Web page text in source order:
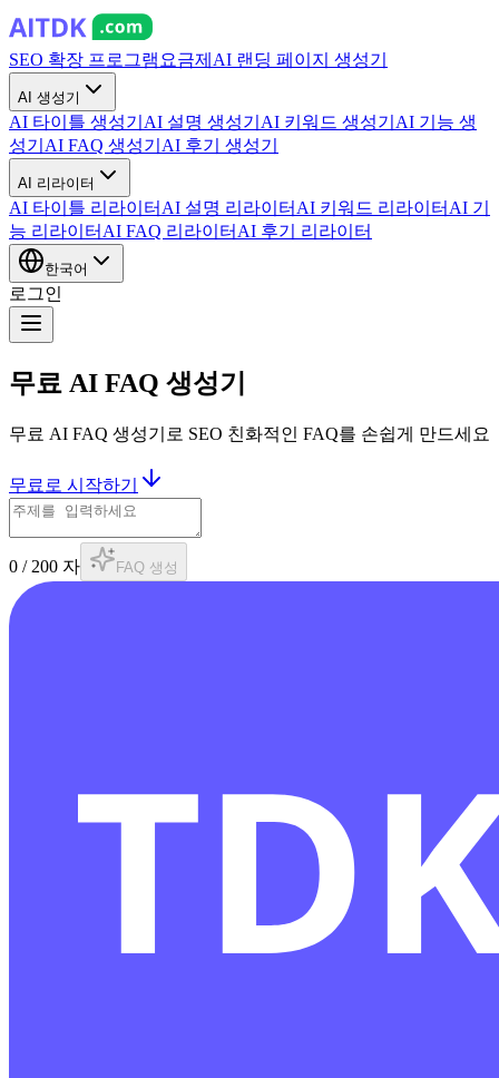
SEO 확장 프로그램 요금제 AI 랜딩 페이지 생성기
AI 생성기
AI 타이틀 생성기 AI 설명 생성기 AI 키워드 생성기 AI 기능 생
성기 AI FAQ 생성기 AI 후기 생성기
AI 리라이터
AI 타이틀 리라이터 AI 설명 리라이터 AI 키워드 리라이터 AI 기
능 리라이터 AI FAQ 리라이터 AI 후기 리라이터
한국어
로그인
무료 AI FAQ 생성기
무료 AI FAQ 생성기로 SEO 친화적인 FAQ를 손쉽게 만드세요
무료로 시작하기
0 / 200 자 FAQ 생성